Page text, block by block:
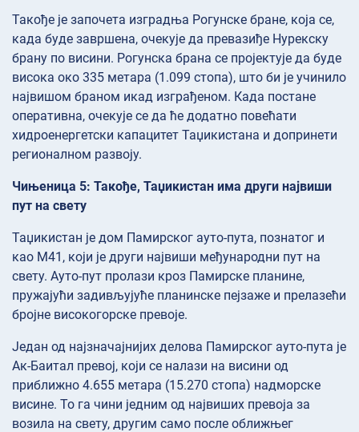
Такође је започета изградња Рогунске бране, која се,
када буде завршена, очекује да превазиђе Нурекску
брану по висини. Рогунска брана се пројектује да буде
висока око 335 метара (1.099 стопа), што би је учинило
највишом браном икад изграђеном. Када постане
оперативна, очекује се да ће додатно повећати
хидроенергетски капацитет Таџикистана и допринети
регионалном развоју.
Чињеница 5: Такође, Таџикистан има други највиши
пут на свету
Таџикистан је дом Памирског ауто-пута, познатог и
као М41, који је други највиши међународни пут на
свету. Ауто-пут пролази кроз Памирске планине,
пружајући задивљујуће планинске пејзаже и прелазећи
бројне високогорске превоје.
Један од најзначајнијих делова Памирског ауто-пута је
Ак-Баитал превој, који се налази на висини од
приближно 4.655 метара (15.270 стопа) надморске
висине. То га чини једним од највиших превоја за
возила на свету, другим само после оближњег